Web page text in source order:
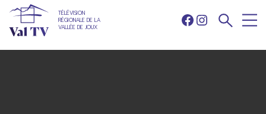
TÉLÉVISION
RÉGIONALE DE LA
VALLÉE DE JOUX
Facebook
Instagram